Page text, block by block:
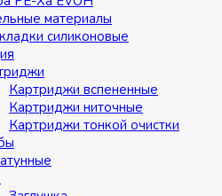
материалы
силиконовые
Картриджи вспененные
Картриджи ниточные
Картриджи тонкой очистки